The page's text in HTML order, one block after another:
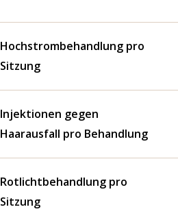
Hochstrombehandlung pro
Sitzung
Injektionen gegen
Haarausfall pro Behandlung
Rotlichtbehandlung pro
Sitzung